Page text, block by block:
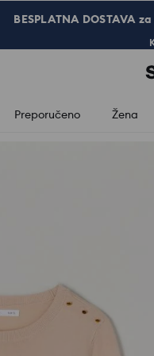
BESPLATNA DOSTAVA
Preporučeno Žena